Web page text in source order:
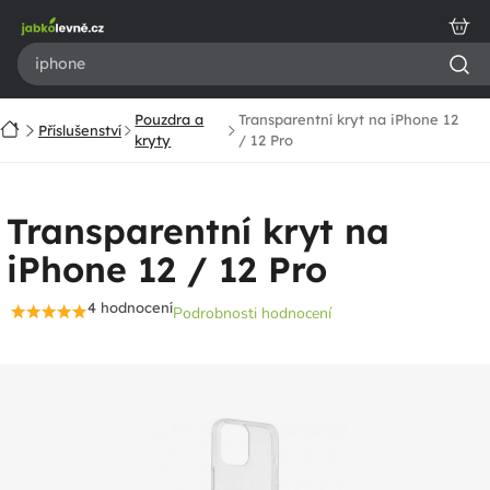
obsah
DomůPříslušenství
Pouzdra a
kryty
Transparentní kryt na iPhone 12
/ 12 Pro
Transparentní kryt na
iPhone 12 / 12 Pro
Průměrné
4 hodnoceníPodrobnosti hodnocení